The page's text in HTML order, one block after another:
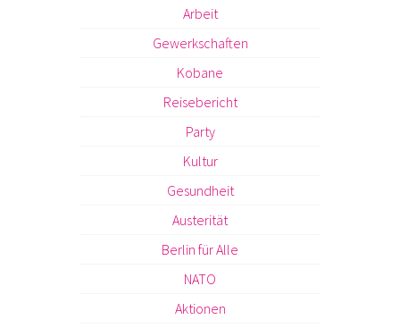
Arbeit
Gewerkschaften
Kobane
Reisebericht
Party
Kultur
Gesundheit
Austerität
Berlin für Alle
NATO
Aktionen